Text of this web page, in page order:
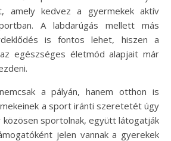
amely kedvez a gyermekek aktív
A labdarúgás mellett más
is fontos lehet, hiszen a
egészséges életmód alapjait már
a pályán, hanem otthon is
a sport iránti szeretetét úgy
sportolnak, együtt látogatják
jelen vannak a gyerekek